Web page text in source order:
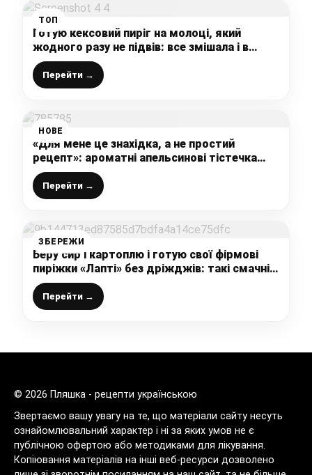
ТОП
Готую кексовий пиріг на молоці, який
жодного разу не підвів: все змішала і в
духовку, найпростіший рецепт випічки до
чаю)
Перейти →
НОВЕ
«Для мене це знахідка, а не простий
рецепт»: ароматні апельсинові тістечка
для домашнього чаювання (бюджетно, але
дуже смачно)
Перейти →
ЗБЕРЕЖИ
Беру сир і картоплю і готую свої фірмові
пиріжки «Лапті» без дріжджів: такі смачні і
ніжні, а готуються дуже швидко і просто
Перейти →
© 2026 Пляшка - рецепти українською
Звертаємо вашу увагу на те, що матеріали сайту несуть
ознайомлювальний характер і ні за яких умов не є
публічною офертою або методиками для лікування.
Копіювання матеріалів на інші веб-ресурси дозволено